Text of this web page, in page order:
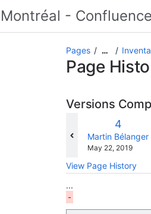
Pages …
Page
Versions
Old
Version
4
Martin Bélanger
Saved
May 22, 2019
View Page History
...